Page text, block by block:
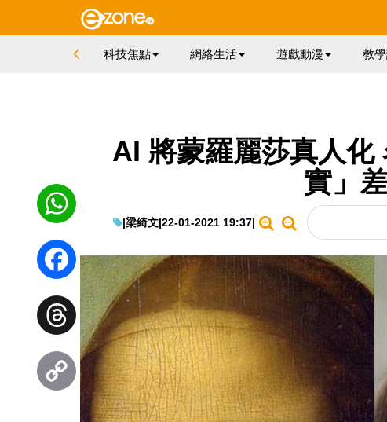
科技焦點 網絡生活 遊戲動漫 教
AI 將蒙羅麗莎真人化
實」
|梁綺文|22-01-2021 19:37|
WhatsApp
Facebook
Threads
Copy